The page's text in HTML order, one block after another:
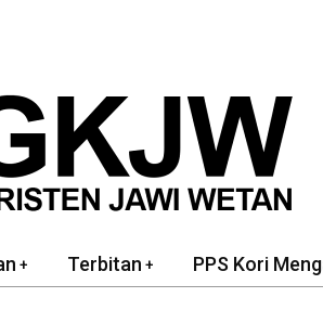
Terbitan PPS Kori